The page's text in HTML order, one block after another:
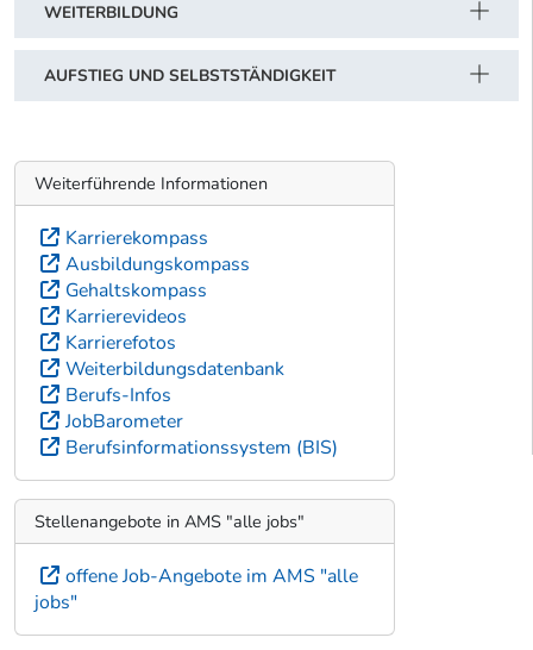
WEITERBILDUNG
AUFSTIEG UND SELBSTSTÄNDIGKEIT
Weiterführende Informationen
Karrierekompass
Ausbildungskompass
Gehaltskompass
Karrierevideos
Karrierefotos
Weiterbildungsdatenbank
Berufs-Infos
JobBarometer
Berufsinformationssystem (BIS)
Stellenangebote in AMS "alle jobs"
offene Job-Angebote im AMS "alle
jobs"